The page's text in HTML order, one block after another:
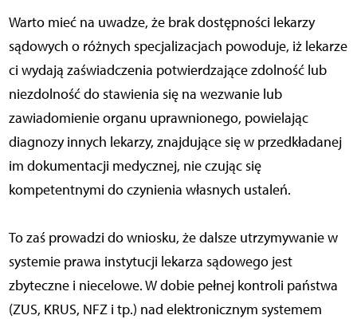
Warto mieć na uwadze, że brak dostępności lekarzy
sądowych o różnych specjalizacjach powoduje, iż lekarze
ci wydają zaświadczenia potwierdzające zdolność lub
niezdolność do stawienia się na wezwanie lub
zawiadomienie organu uprawnionego, powielając
diagnozy innych lekarzy, znajdujące się w przedkładanej
im dokumentacji medycznej, nie czując się
kompetentnymi do czynienia własnych ustaleń.
To zaś prowadzi do wniosku, że dalsze utrzymywanie w
systemie prawa instytucji lekarza sądowego jest
zbyteczne i niecelowe. W dobie pełnej kontroli państwa
(ZUS, KRUS, NFZ i tp.) nad elektronicznym systemem